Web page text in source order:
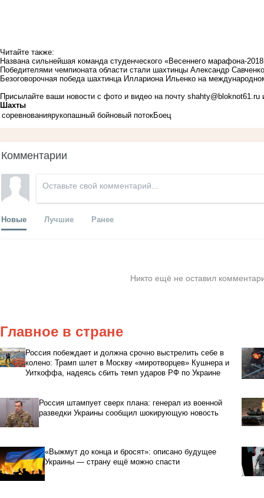
Читайте также:
Названа сильнейшая команда студенческого «Весеннего марафона-
Победителями чемпионата области стали шахтинцы Александр
Безоговорочная победа шахтинца Иллариона Ильенко на
Присылайте ваши новости с фото и видео на почту shahty@bloknot61.ru
Шахты
соревнованиярукопашный бойновый потокБоец
Комментарии
Новые Лучшие Ранее
Никто ещё не оставил
Главное в стране
Россия побеждает и должна срочно выстрелить себе в
колено: Трамп шлет в Москву «миротворцев» Кушнера и
Уиткоффа, надеясь сбить темп ударов РФ по Украине
Россия штампует сверх плана: генерал из военной
разведки Украины сообщил шокирующую новость
«Выжмут до конца и бросят»: описано будущее
Украины — страну ещё можно спасти